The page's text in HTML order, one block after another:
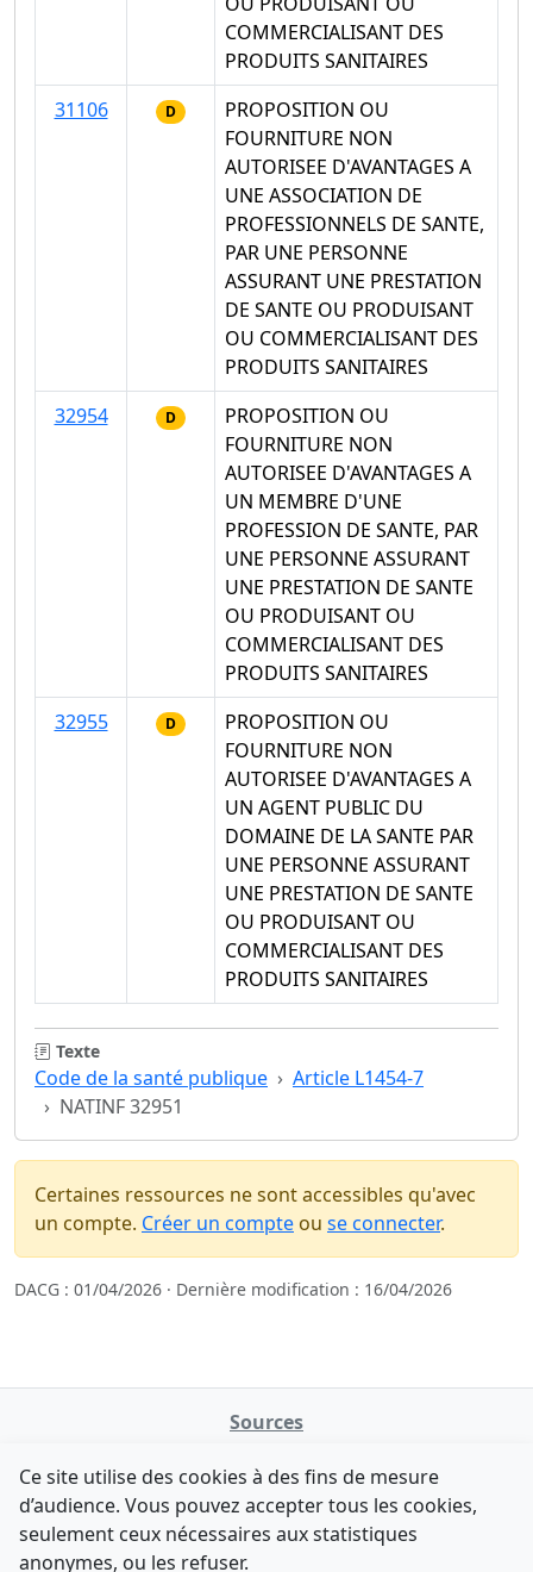
COMMERCIALISANT DES
PRODUITS SANITAIRES
31106
D
PROPOSITION OU
FOURNITURE NON
AUTORISEE D'AVANTAGES A
UNE ASSOCIATION DE
PROFESSIONNELS DE SANTE,
PAR UNE PERSONNE
ASSURANT UNE PRESTATION
DE SANTE OU PRODUISANT
OU COMMERCIALISANT DES
PRODUITS SANITAIRES
32954
D
PROPOSITION OU
FOURNITURE NON
AUTORISEE D'AVANTAGES A
UN MEMBRE D'UNE
PROFESSION DE SANTE, PAR
UNE PERSONNE ASSURANT
UNE PRESTATION DE SANTE
OU PRODUISANT OU
COMMERCIALISANT DES
PRODUITS SANITAIRES
32955
D
PROPOSITION OU
FOURNITURE NON
AUTORISEE D'AVANTAGES A
UN AGENT PUBLIC DU
DOMAINE DE LA SANTE PAR
UNE PERSONNE ASSURANT
UNE PRESTATION DE SANTE
OU PRODUISANT OU
COMMERCIALISANT DES
PRODUITS SANITAIRES
Texte
Code de la santé publique
Article L1454-7
NATINF 32951
Certaines ressources ne sont accessibles qu'avec
un compte. Créer un compte ou se connecter.
DACG : 01/04/2026 · Dernière modification : 16/04/2026
Sources
data.gouv.fr
Legifrance - API
Contact
Comment avez-vous découvert NATINFo ?
Une courte réponse suffit (500 caractères max).
Ce site utilise des cookies à des fins de mesure
d’audience. Vous pouvez accepter tous les cookies,
seulement ceux nécessaires aux statistiques
anonymes, ou les refuser.